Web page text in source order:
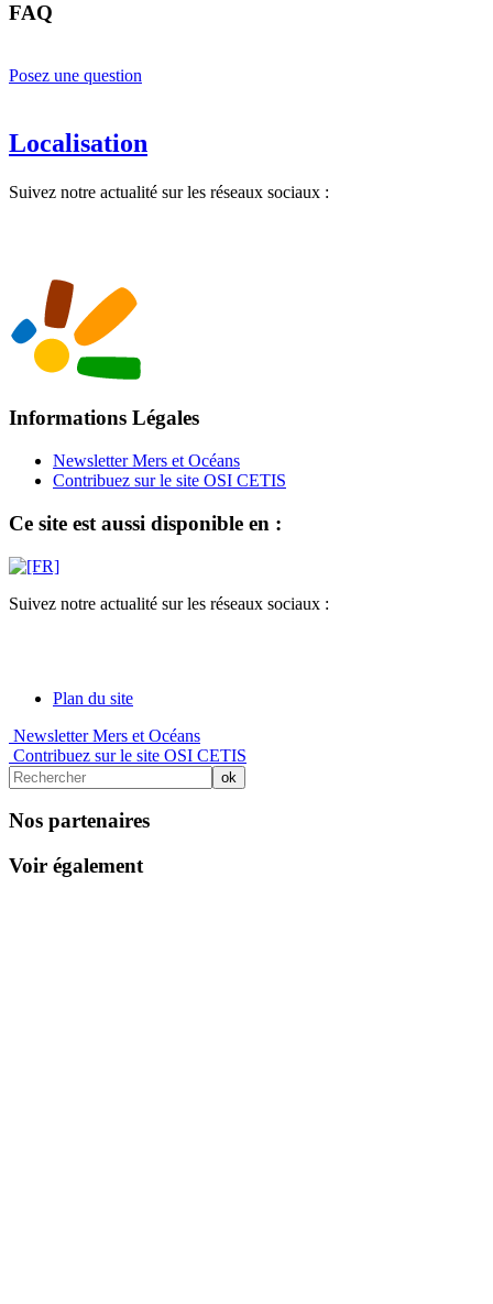
FAQ
Posez une question
Localisation
Suivez notre actualité sur les réseaux sociaux :
Informations Légales
Newsletter Mers et Océans
Contribuez sur le site OSI CETIS
Ce site est aussi disponible en :
Suivez notre actualité sur les réseaux sociaux :
Plan du site
Newsletter Mers et Océans
Contribuez sur le site OSI CETIS
Nos partenaires
Voir également